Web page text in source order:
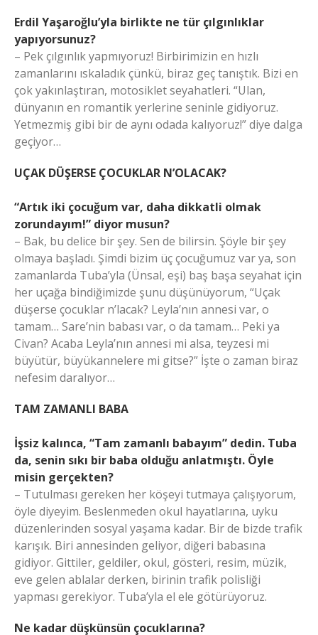
Erdil Yaşaroğlu’yla birlikte ne tür çılgınlıklar
yapıyorsunuz?
– Pek çılgınlık yapmıyoruz! Birbirimizin en hızlı
zamanlarını ıskaladık çünkü, biraz geç tanıştık. Bizi en
çok yakınlaştıran, motosiklet seyahatleri. “Ulan,
dünyanın en romantik yerlerine seninle gidiyoruz.
Yetmezmiş gibi bir de aynı odada kalıyoruz!” diye dalga
geçiyor…
UÇAK DÜŞERSE ÇOCUKLAR N’OLACAK?
“Artık iki çocuğum var, daha dikkatli olmak
zorundayım!” diyor musun?
– Bak, bu delice bir şey. Sen de bilirsin. Şöyle bir şey
olmaya başladı. Şimdi bizim üç çocuğumuz var ya, son
zamanlarda Tuba’yla (Ünsal, eşi) baş başa seyahat için
her uçağa bindiğimizde şunu düşünüyorum, “Uçak
düşerse çocuklar n’lacak? Leyla’nın annesi var, o
tamam… Sare’nin babası var, o da tamam… Peki ya
Civan? Acaba Leyla’nın annesi mi alsa, teyzesi mi
büyütür, büyükannelere mi gitse?” İşte o zaman biraz
nefesim daralıyor…
TAM ZAMANLI BABA
İşsiz kalınca, “Tam zamanlı babayım” dedin. Tuba
da, senin sıkı bir baba olduğu anlatmıştı. Öyle
misin gerçekten?
– Tutulması gereken her köşeyi tutmaya çalışıyorum,
öyle diyeyim. Beslenmeden okul hayatlarına, uyku
düzenlerinden sosyal yaşama kadar. Bir de bizde trafik
karışık. Biri annesinden geliyor, diğeri babasına
gidiyor. Gittiler, geldiler, okul, gösteri, resim, müzik,
eve gelen ablalar derken, birinin trafik polisliği
yapması gerekiyor. Tuba’yla el ele götürüyoruz.
Ne kadar düşkünsün çocuklarına?